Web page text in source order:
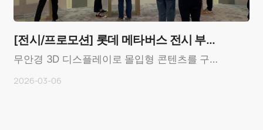
[전시/프로모션] 롯데 메타버스 전시 부
스
무안경 3D 디스플레이로 몰입형 콘텐츠를 구현
2026-03-06